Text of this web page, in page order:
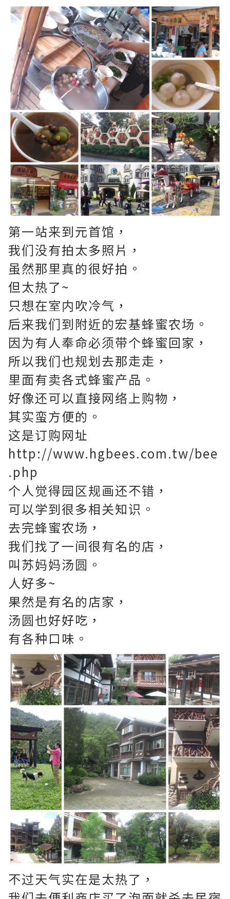
第一站来到元首馆，
我们没有拍太多照片，
虽然那里真的很好拍。
但太热了~
只想在室内吹冷气，
后来我们到附近的宏基蜂蜜农场。
因为有人奉命必须带个蜂蜜回家，
所以我们也规划去那走走，
里面有卖各式蜂蜜产品。
好像还可以直接网络上购物，
其实蛮方便的。
这是订购网址
http://www.hgbees.com.tw/bee
.php
个人觉得园区规画还不错，
可以学到很多相关知识。
去完蜂蜜农场，
我们找了一间很有名的店，
叫苏妈妈汤圆。
人好多~
果然是有名的店家，
汤圆也好好吃，
有各种口味。
不过天气实在是太热了，